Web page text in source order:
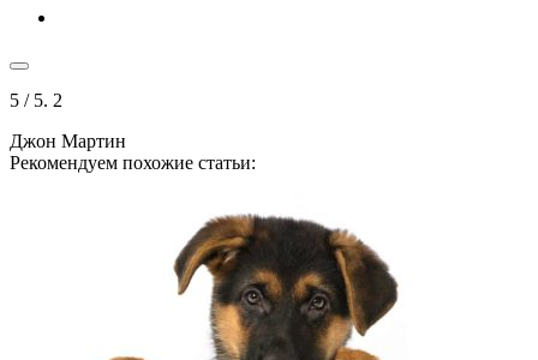
5 / 5. 2
Джон Мартин
Рекомендуем похожие статьи: